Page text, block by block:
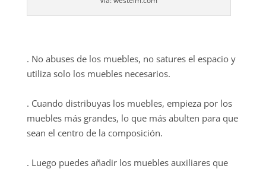
. No abuses de los muebles, no satures el espacio y
utiliza solo los muebles necesarios.
. Cuando distribuyas los muebles, empieza por los
muebles más grandes, lo que más abulten para que
sean el centro de la composición.
. Luego puedes añadir los muebles auxiliares que